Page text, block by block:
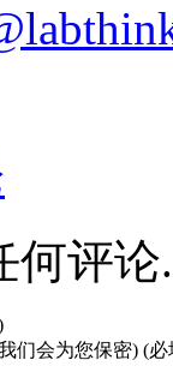
何评论.
们会为您保密) (必